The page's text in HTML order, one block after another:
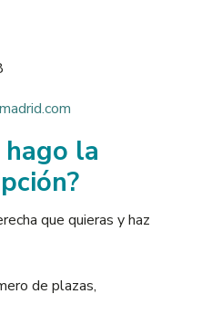
hago la
que quieras y haz
de plazas,